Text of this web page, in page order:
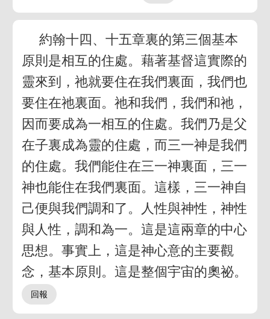
約翰十四、十五章裏的第三個基本
原則是相互的住處。藉著基督這實際的
靈來到，祂就要住在我們裏面，我們也
要住在祂裏面。祂和我們，我們和祂，
因而要成為一相互的住處。我們乃是父
在子裏成為靈的住處，而三一神是我們
的住處。我們能住在三一神裏面，三一
神也能住在我們裏面。這樣，三一神自
己便與我們調和了。人性與神性，神性
與人性，調和為一。這是這兩章的中心
思想。事實上，這是神心意的主要觀
念，基本原則。這是整個宇宙的奧祕。